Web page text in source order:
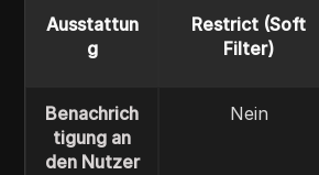
Ausstattun
g
Restrict (Soft
Filter)
Benachrich
tigung an
den Nutzer
Nein